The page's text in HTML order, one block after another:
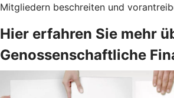
Mitgliedern beschreiten und
Hier erfahren Sie mehr
Genossenschaftliche